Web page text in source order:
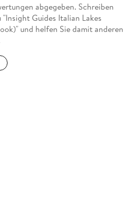
abgegeben. Schreiben
Guides Italian Lakes
und helfen Sie damit anderen